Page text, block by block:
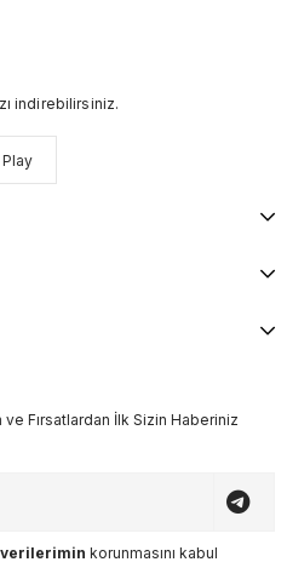
indirebilirsiniz.
Fırsatlardan İlk Sizin Haberiniz
korunmasını kabul